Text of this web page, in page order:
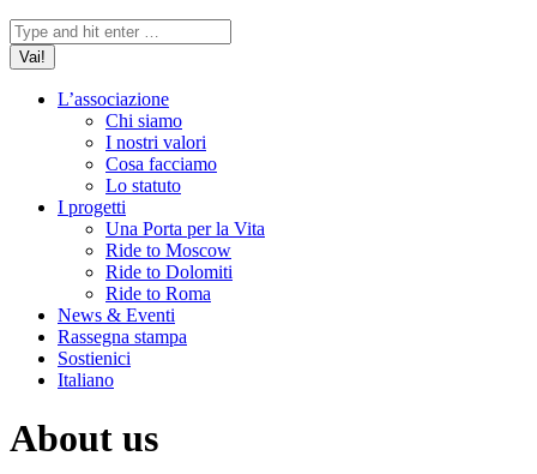
Cerca:
L’associazione
Chi siamo
I nostri valori
Cosa facciamo
Lo statuto
I progetti
Una Porta per la Vita
Ride to Moscow
Ride to Dolomiti
Ride to Roma
News & Eventi
Rassegna stampa
Sostienici
Italiano
About us